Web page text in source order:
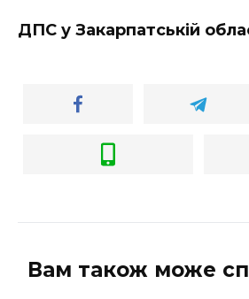
ДПС у Закарпатській
Вам також може